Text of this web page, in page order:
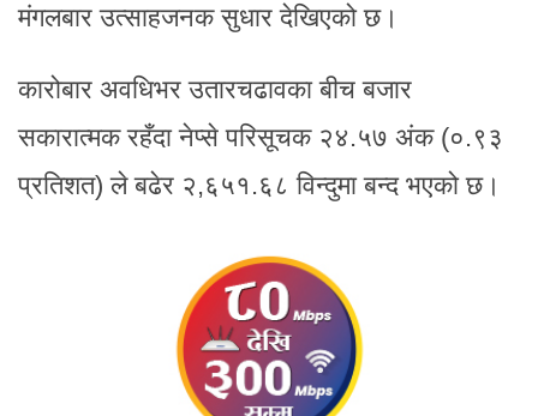
मंगलबार उत्साहजनक सुधार देखिएको छ।
कारोबार अवधिभर उतारचढावका बीच बजार
सकारात्मक रहँदा नेप्से परिसूचक २४.५७ अंक (०.९३
प्रतिशत) ले बढेर २,६५१.६८ विन्दुमा बन्द भएको छ।